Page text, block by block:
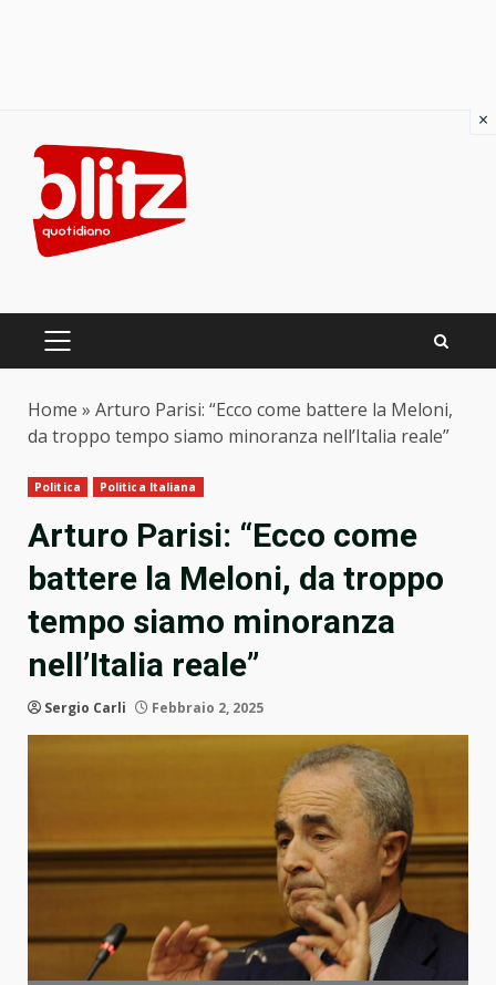
content
PRIMARY
Home » Arturo Parisi: “Ecco come battere la Meloni,
da troppo tempo siamo minoranza nell’Italia reale”
Politica Politica Italiana
Arturo Parisi: “Ecco come
battere la Meloni, da troppo
tempo siamo minoranza
nell’Italia reale”
Sergio Carli Febbraio 2, 2025
×